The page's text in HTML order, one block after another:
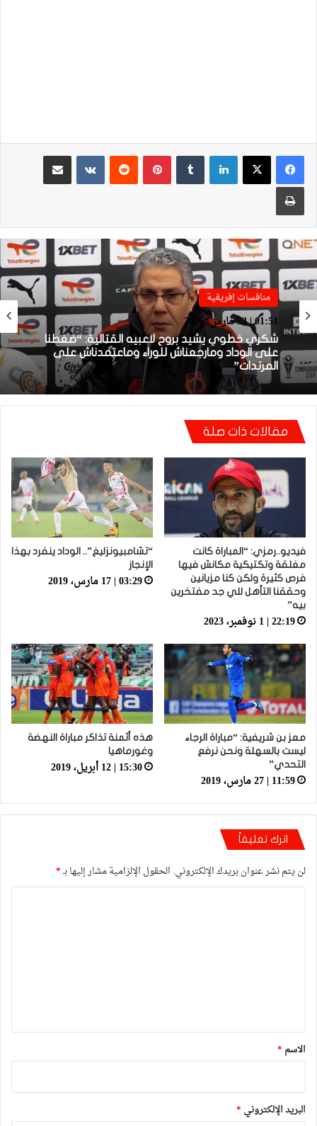
لينكدإن بينتيريست
مشاركة عبر البريد
طباعة
منافسات إفريقية
01:51 | 23 مارس، 2026
على الوداد ومارجعناش للوراء وماعتمدناش على
المرتدات”
منافسات إفريقية
01:38 | 23 مارس، 2026
بعد الإقصاء من كأس “الكاف”.. أيت منا يقيل
بنهاشم
مقالات ذات صلة
فيديو..رمزي: “المباراة كانت
مغلقة وتكتيكية مكانش فيها
فرص كثيرة ولكن كنا مزيانين
وحققنا التأهل للي جد مفتخرين
بيه”
22:19 | 1 نوفمبر، 2023
“تشامبيونزليغ”.. الوداد ينفرد بهذا
الإنجاز
03:29 | 17 مارس، 2019
معز بن شريفية: “مباراة الرجاء
ليست بالسهلة ونحن نرفع
التحدي”
11:59 | 27 مارس، 2019
هذه أثمنة تذاكر مباراة النهضة
وغورماهيا
15:30 | 12 أبريل، 2019
اترك تعليقاً
لن يتم نشر عنوان بريدك الإلكتروني. الحقول الإلزامية مشار إليها بـ*
*
الاسم *
البريد الإلكتروني *